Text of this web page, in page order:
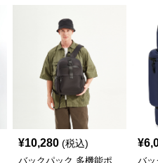
¥10,280 (税込)
バックパック 多機能ポ
¥
バッ